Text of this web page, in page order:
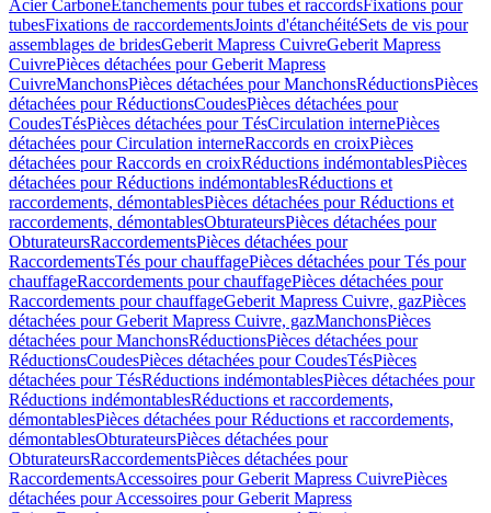
Acier CarboneEtanchements pour tubes et raccordsFixations pour
tubesFixations de raccordementsJoints d'étanchéitéSets de vis pour
assemblages de bridesGeberit Mapress CuivreGeberit Mapress
CuivrePièces détachées pour Geberit Mapress
CuivreManchonsPièces détachées pour ManchonsRéductionsPièces
détachées pour RéductionsCoudesPièces détachées pour
CoudesTésPièces détachées pour TésCirculation internePièces
détachées pour Circulation interneRaccords en croixPièces
détachées pour Raccords en croixRéductions indémontablesPièces
détachées pour Réductions indémontablesRéductions et
raccordements, démontablesPièces détachées pour Réductions et
raccordements, démontablesObturateursPièces détachées pour
ObturateursRaccordementsPièces détachées pour
RaccordementsTés pour chauffagePièces détachées pour Tés pour
chauffageRaccordements pour chauffagePièces détachées pour
Raccordements pour chauffageGeberit Mapress Cuivre, gazPièces
détachées pour Geberit Mapress Cuivre, gazManchonsPièces
détachées pour ManchonsRéductionsPièces détachées pour
RéductionsCoudesPièces détachées pour CoudesTésPièces
détachées pour TésRéductions indémontablesPièces détachées pour
Réductions indémontablesRéductions et raccordements,
démontablesPièces détachées pour Réductions et raccordements,
démontablesObturateursPièces détachées pour
ObturateursRaccordementsPièces détachées pour
RaccordementsAccessoires pour Geberit Mapress CuivrePièces
détachées pour Accessoires pour Geberit Mapress